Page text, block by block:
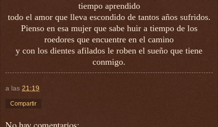
tiempo aprendido
todo el amor que lleva escondido de tantos años sufridos.
Pienso en esa mujer que sabe huir a tiempo de los
roedores que encuentre en el camino
y con los dientes afilados le roben el sueño que tiene
conmigo.
a las 21:19
Compartir